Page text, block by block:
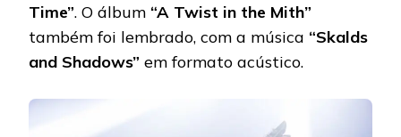
Time”. O álbum “A Twist in the Mith”
também foi lembrado, com a música “Skalds
and Shadows” em formato acústico.